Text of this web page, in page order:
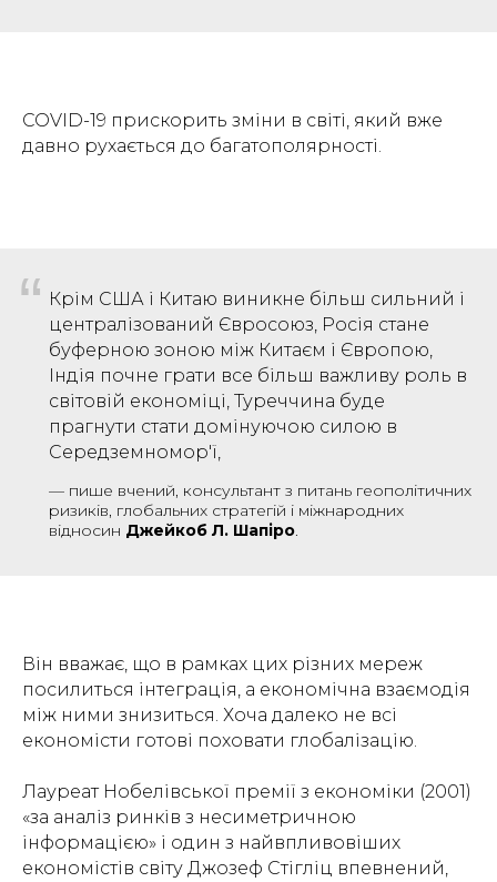
COVID-19 прискорить зміни в світі, який вже
давно рухається до багатополярності.
“ Крім США і Китаю виникне більш сильний і
централізований Євросоюз, Росія стане
буферною зоною між Китаєм і Європою,
Індія почне грати все більш важливу роль в
світовій економіці, Туреччина буде
прагнути стати домінуючою силою в
Середземномор'ї,
— пише вчений, консультант з питань геополітичних
ризиків, глобальних стратегій і міжнародних
відносин Джейкоб Л. Шапіро.
Він вважає, що в рамках цих різних мереж
посилиться інтеграція, а економічна взаємодія
між ними знизиться. Хоча далеко не всі
економісти готові поховати глобалізацію.
Лауреат Нобелівської премії з економіки (2001)
«за аналіз ринків з несиметричною
інформацією» і один з найвпливовіших
економістів світу Джозеф Стігліц впевнений,